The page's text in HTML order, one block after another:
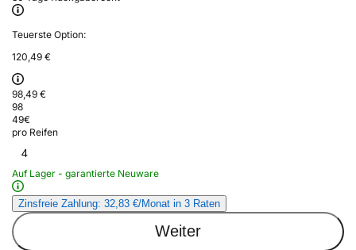
Teuerste Option:
120,49 €
98,49 €
98
49€
pro Reifen
4
Auf Lager - garantierte Neuware
Zinsfreie Zahlung: 32,83 €/Monat in 3 Raten
Weiter